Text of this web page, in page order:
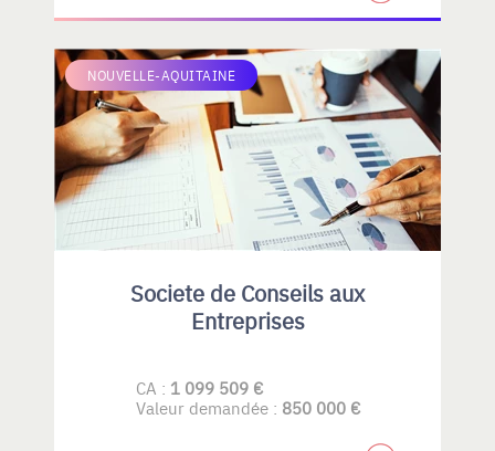
NOUVELLE-AQUITAINE
Societe de Conseils aux
Entreprises
CA : 1 099 509 €
Valeur demandée : 850 000 €